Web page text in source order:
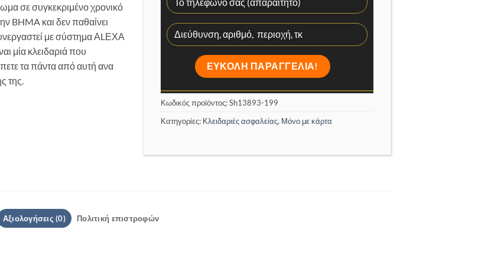
σε συγκεκριμένο χρονικό
BHMA και δεν παθαίνει
με σύστημα ΑLΕΧΑ
μία κλειδαριά που
τα πάντα από αυτή ανα
της.
Κωδικός προϊόντος:Sh13893-199
Κατηγορίες: Κλειδαριές ασφαλείας, Μόνο με κάρτα
Αξιολογήσεις (0) Πολιτική επιστροφών